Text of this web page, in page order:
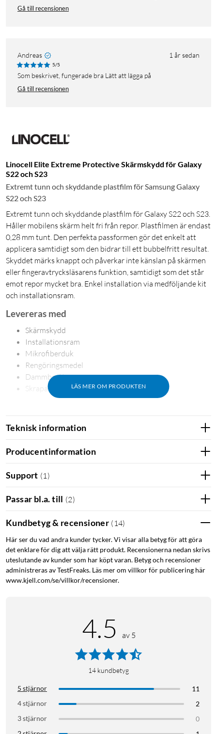
Gå till recensionen
Andreas 1 år sedan
5/5
Som beskrivet, fungerade bra Lätt att lägga på
Gå till recensionen
Linocell Elite Extreme Protective Skärmskydd för Galaxy
S22 och S23
Extremt tunn och skyddande plastfilm för Samsung Galaxy
S22 och S23
Extremt tunn och skyddande plastfilm för Galaxy S22 och S23.
Håller mobilens skärm helt fri från repor. Plastfilmen är endast
0,28 mm tunt. Den perfekta passformen gör det enkelt att
applicera samtidigt som den bidrar till ett bubbelfritt resultat.
Skyddet märks knappt och påverkar inte känslan på skärmen
eller fingeravtrycksläsarens funktion, samtidigt som det står
emot repor mycket bra. Enkel installation via medföljande kit
och installationsram.
LÄS MER OM PRODUKTEN
Levereras med
Skärmskydd
Installationsram
Mikrofiberduk
Rengöringsmedel
Dammborttagare
Skrapa
Teknisk information
Producentinformation
Support (1 )
Passar bl.a. till (2)
Kundbetyg & recensioner ( 14)
Här ser du vad andra kunder tycker. Vi visar alla betyg för att göra
det enklare för dig att välja rätt produkt. Recensionerna nedan skrivs
uteslutande av kunder som har köpt varan. Betyg och recensioner
administreras av TestFreaks. Läs mer om villkor för publicering här
www.kjell.com/se/villkor/recensioner.
4.5 av 5
14 kundbetyg
5 stjärnor
11
4 stjärnor
2
3 stjärnor
0